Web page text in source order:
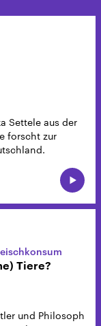
Settele aus der
forscht zur
Tiere?
und Philosoph